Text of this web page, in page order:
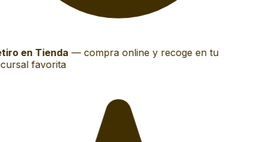
en Tienda— compra online y recoge en tu
favorita